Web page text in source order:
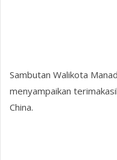
Sambutan Walikota
menyampaikan
China.